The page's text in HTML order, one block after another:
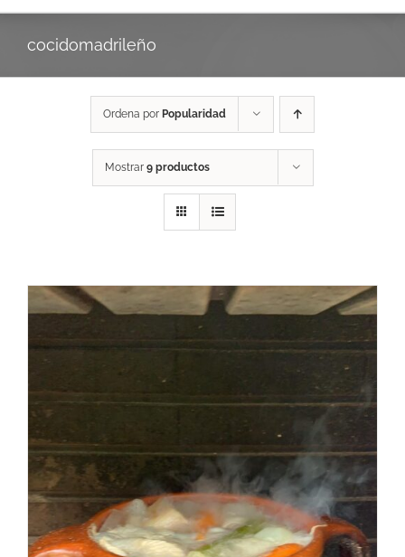
cocidomadrileño
Ordena por Popularidad
Mostrar 9 productos